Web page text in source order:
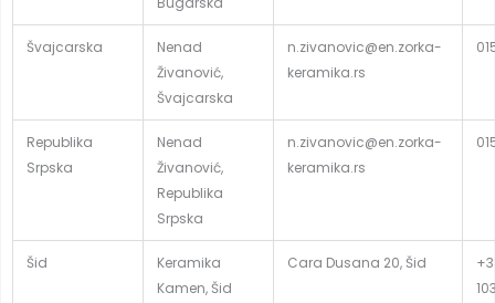
Švajcarska
Nenad
Živanović,
Švajcarska
n.zivanovic@en.zorka-
keramika.rs
Republika
Srpska
Nenad
Živanović,
Republika
Srpska
n.zivanovic@en.zorka-
keramika.rs
Šid
Keramika
Kamen, Šid
Cara Dusana 20, Šid